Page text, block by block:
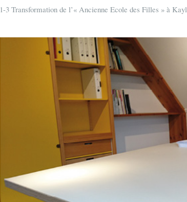
1-3 Transformation de l’« Ancienne Ecole des Filles » à Kayl